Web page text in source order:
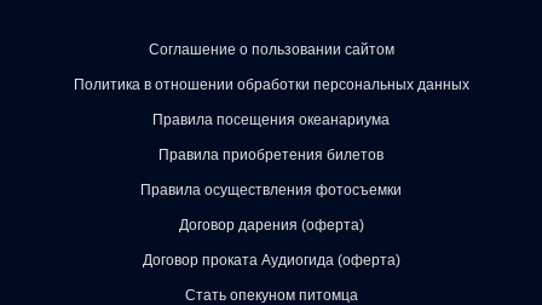
Соглашение о пользовании сайтом
Политика в отношении обработки персональных данных
Правила посещения океанариума
Правила приобретения билетов
Правила осуществления фотосъемки
Договор дарения (оферта)
Договор проката Аудиогида (оферта)
Стать опекуном питомца